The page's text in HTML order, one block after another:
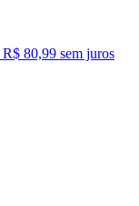
R$ 80,99 sem juros